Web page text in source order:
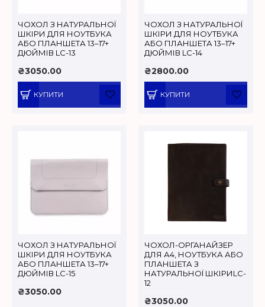
ЧОХОЛ З НАТУРАЛЬНОЇ
ШКІРИ ДЛЯ НОУТБУКА
АБО ПЛАНШЕТА 13–17+
ДЮЙМІВ LC-13
₴3050.00
КУПИТИ
ЧОХОЛ З НАТУРАЛЬНОЇ
ШКІРИ ДЛЯ НОУТБУКА
АБО ПЛАНШЕТА 13–17+
ДЮЙМІВ LC-14
₴2800.00
КУПИТИ
ЧОХОЛ З НАТУРАЛЬНОЇ
ШКІРИ ДЛЯ НОУТБУКА
АБО ПЛАНШЕТА 13–17+
ДЮЙМІВ LC-15
₴3050.00
ЧОХОЛ-ОРГАНАЙЗЕР
ДЛЯ А4, НОУТБУКА АБО
ПЛАНШЕТА З
НАТУРАЛЬНОЇ ШКІРИLC-
12
₴3050.00